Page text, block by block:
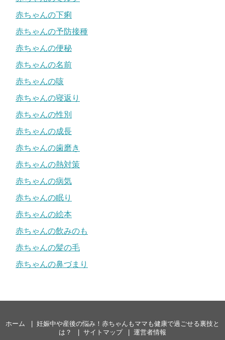
赤ちゃんの下痢
赤ちゃんの予防接種
赤ちゃんの便秘
赤ちゃんの名前
赤ちゃんの咳
赤ちゃんの寝返り
赤ちゃんの性別
赤ちゃんの成長
赤ちゃんの歯磨き
赤ちゃんの熱対策
赤ちゃんの病気
赤ちゃんの眠り
赤ちゃんの絵本
赤ちゃんの飲みのも
赤ちゃんの髪の毛
赤ちゃんの鼻づまり
ホーム
妊娠中や産後の悩み！赤ちゃんもママも健康で過ごせる裏技と
は？
サイトマップ 運営者情報